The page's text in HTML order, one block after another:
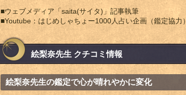
■ウェブメディア「saita(サイタ)」記事執筆
■Youtube：はじめしゃちょー1000人占い企画（鑑定協力）
絵梨奈先生 クチコミ情報
絵梨奈先生の鑑定で心が晴れやかに変化